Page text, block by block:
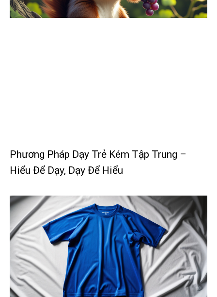
Phương Pháp Dạy Trẻ Kém Tập Trung –
Hiểu Để Dạy, Dạy Để Hiểu